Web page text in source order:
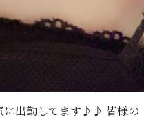
に出勤してます♪♪ 皆様の